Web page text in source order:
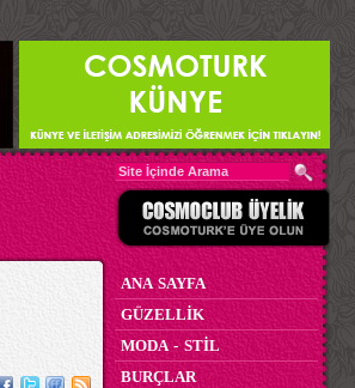
ANA SAYFA
GÜZELLİK
MODA - STİL
BURÇLAR